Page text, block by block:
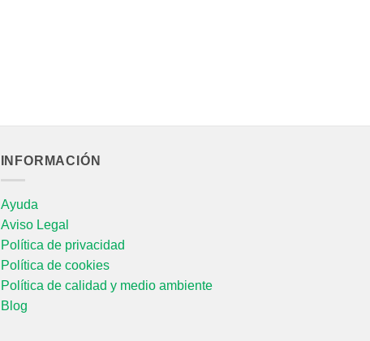
INFORMACIÓN
Ayuda
Aviso Legal
Política de privacidad
Política de cookies
Política de calidad y medio ambiente
Blog